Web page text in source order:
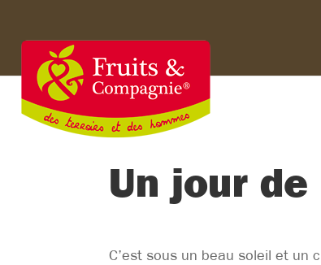
Un jour
C’est sous un beau soleil et un